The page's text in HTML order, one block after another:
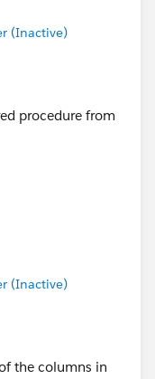
(Inactive)
procedure from
(Inactive)
the columns in